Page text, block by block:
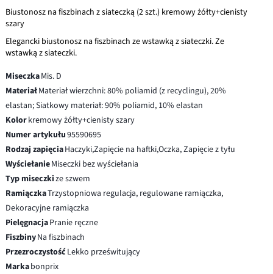
Biustonosz na fiszbinach z siateczką (2 szt.) kremowy żółty+cienisty
szary
Elegancki biustonosz na fiszbinach ze wstawką z siateczki. Ze
wstawką z siateczki.
MiseczkaMis. D
MateriałMateriał wierzchni: 80% poliamid (z recyclingu), 20%
elastan; Siatkowy materiał: 90% poliamid, 10% elastan
Kolorkremowy żółty+cienisty szary
Numer artykułu95590695
Rodzaj zapięciaHaczyki,Zapięcie na haftki,Oczka, Zapięcie z tyłu
WyściełanieMiseczki bez wyściełania
Typ miseczkize szwem
RamiączkaTrzystopniowa regulacja, regulowane ramiączka,
Dekoracyjne ramiączka
PielęgnacjaPranie ręczne
FiszbinyNa fiszbinach
PrzezroczystośćLekko prześwitujący
Markabonprix